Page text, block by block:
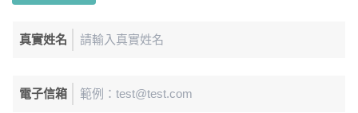
真實姓名
電子信箱